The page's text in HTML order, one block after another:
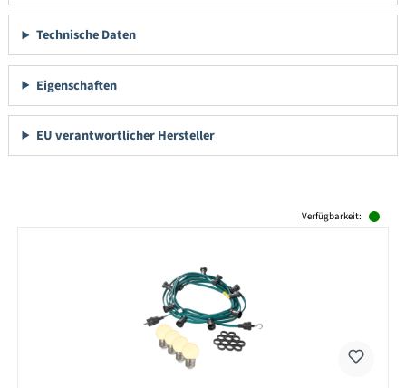
Technische Daten
Eigenschaften
EU verantwortlicher Hersteller
Verfügbarkeit: